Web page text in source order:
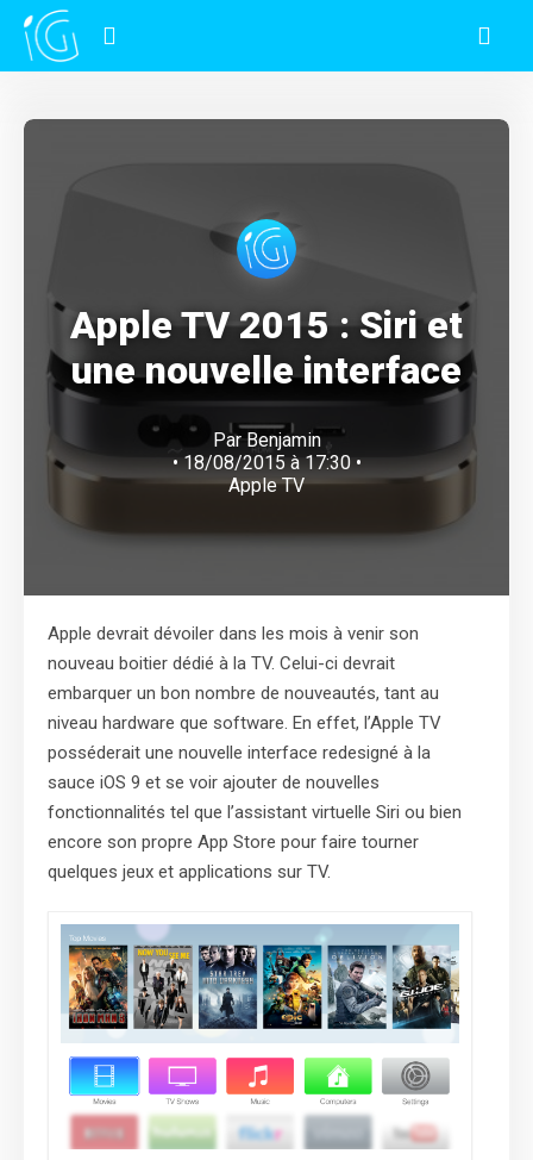
Apple TV 2015 : Siri et
une nouvelle interface
Par Benjamin
• 18/08/2015 à 17:30 •
Apple TV
Apple devrait dévoiler dans les mois à venir son
nouveau boitier dédié à la TV. Celui-ci devrait
embarquer un bon nombre de nouveautés, tant au
niveau hardware que software. En effet, l’Apple TV
posséderait une nouvelle interface redesigné à la
sauce iOS 9 et se voir ajouter de nouvelles
fonctionnalités tel que l’assistant virtuelle Siri ou bien
encore son propre App Store pour faire tourner
quelques jeux et applications sur TV.